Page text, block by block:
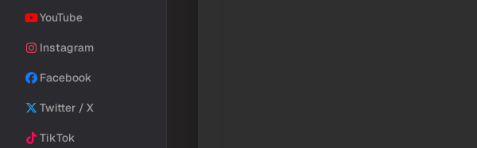
YouTube
Instagram
Facebook
Twitter / X
TikTok